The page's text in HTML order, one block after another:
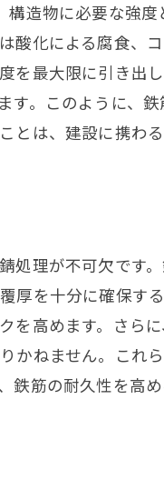
造物に必要な強度
酸化による腐食、
を最大限に引き出
す。このように、
とは、建設に携わ
処理が不可欠です
厚を十分に確保す
を高めます。さら
かねません。これ
鉄筋の耐久性を高